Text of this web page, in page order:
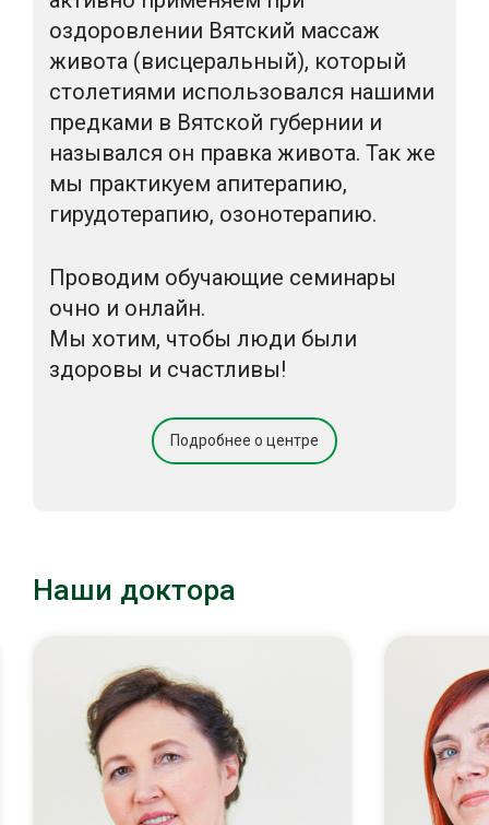
оздоровлении Вятский массаж
живота (висцеральный), который
столетиями использовался нашими
предками в Вятской губернии и
назывался он правка живота. Так же
мы практикуем апитерапию,
гирудотерапию, озонотерапию.
Проводим обучающие семинары
очно и онлайн.
Мы хотим, чтобы люди были
здоровы и счастливы!
Подробнее о центре
Наши доктора